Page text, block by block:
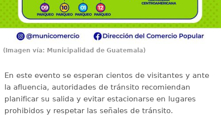
(Imagen vía: Municipalidad de Guatemala)
En este evento se esperan cientos de visitantes y ante
la afluencia, autoridades de tránsito recomiendan
planificar su salida y evitar estacionarse en lugares
prohibidos y respetar las señales de tránsito.